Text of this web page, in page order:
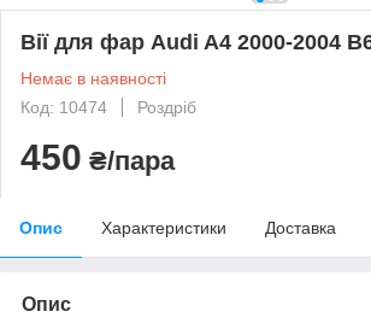
Вії для фар Audi A4 2000-2004
Немає в наявності
Код: 10474
Роздріб
450 ₴/пара
Опис Характеристики Доставка
Опис